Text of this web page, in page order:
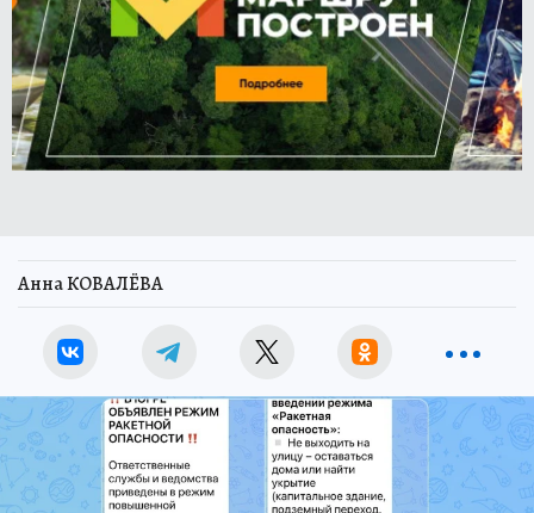
Анна КОВАЛЁВА